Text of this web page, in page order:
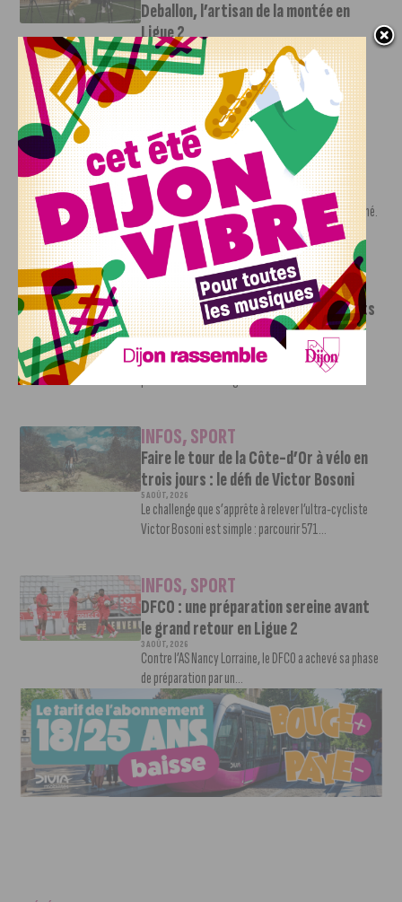
Deballon, l’artisan de la montée en
Ligue 2
7 AOÛT, 2026
Le DFCO est de retour en Ligue 2 après trois ans
d’absence. La saison...
INFOS,SPORT
Nouvelle arrivée à la JDA Basket,
Shevon Thompson est dijonnais
7 AOÛT, 2026
Le mercato estival de la JDA n’est pas encore terminé.
Une nouvelle recrue vient...
INFOS ,SPORT
Le DFCO dévoile ses nouveaux maillots
pour la saison 2026-2027
6 AOÛT, 2026
Le club dijonnais a présenté ses nouveaux maillots
INFOS,SPORT
Faire le tour de la Côte-d’Or à vélo en
trois jours : le défi de Victor Bosoni
5 AOÛT, 2026
Le challenge que s’apprête à relever l’ultra-cycliste
Victor Bosoni est simple : parcourir 571...
INFOS,SPORT
DFCO : une préparation sereine avant
le grand retour en Ligue 2
3 AOÛT, 2026
Contre l’AS Nancy Lorraine, le DFCO a achevé sa phase
de préparation par un...